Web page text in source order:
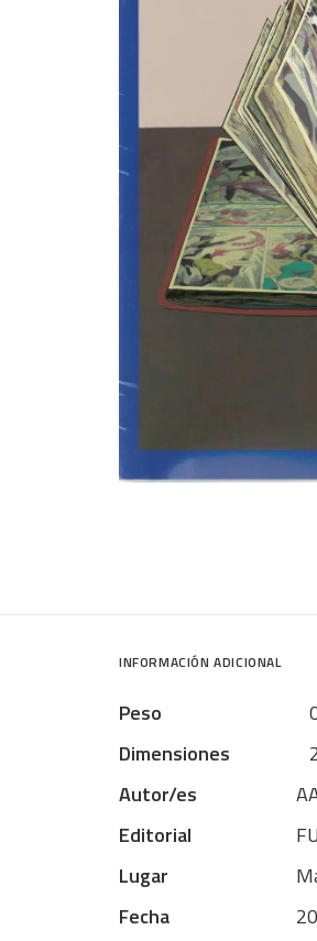
INFORMACIÓN ADICIONAL
Peso
Dimensiones
Autor/es
Editorial
Lugar
Fecha